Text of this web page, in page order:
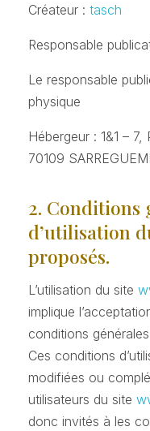
Créateur : tasch
Responsable
Le responsable
physique
Hébergeur : 1&1 –
70109
2. Conditions
d’utilisation
proposés.
L’utilisation du site
implique
conditions
Ces conditions
modifiées ou
utilisateurs du site
donc invités à les